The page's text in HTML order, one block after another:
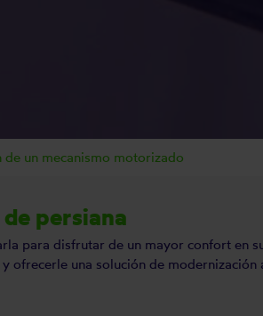
persiana
para disfrutar de un mayor confort en
ofrecerle una solución de modernización
de un mecanismo motorizado